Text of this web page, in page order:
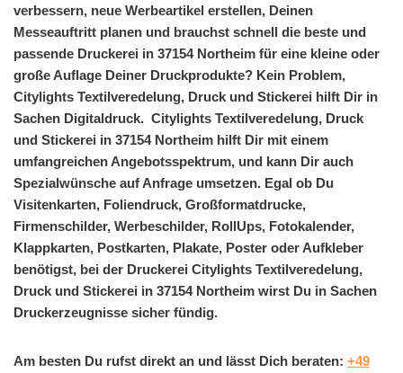
verbessern, neue Werbeartikel erstellen, Deinen
Messeauftritt planen und brauchst schnell die beste und
passende Druckerei in 37154 Northeim für eine kleine oder
große Auflage Deiner Druckprodukte? Kein Problem,
Citylights Textilveredelung, Druck und Stickerei hilft Dir in
Sachen Digitaldruck. Citylights Textilveredelung, Druck
und Stickerei in 37154 Northeim hilft Dir mit einem
umfangreichen Angebotsspektrum, und kann Dir auch
Spezialwünsche auf Anfrage umsetzen. Egal ob Du
Visitenkarten, Foliendruck, Großformatdrucke,
Firmenschilder, Werbeschilder, RollUps, Fotokalender,
Klappkarten, Postkarten, Plakate, Poster oder Aufkleber
benötigst, bei der Druckerei Citylights Textilveredelung,
Druck und Stickerei in 37154 Northeim wirst Du in Sachen
Druckerzeugnisse sicher fündig.
Am besten Du rufst direkt an und lässt Dich beraten: +49